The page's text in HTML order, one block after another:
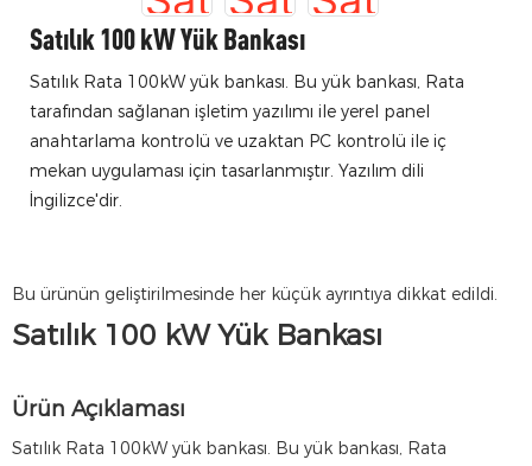
Satılık 100 kW Yük Bankası
Satılık Rata 100kW yük bankası. Bu yük bankası, Rata
tarafından sağlanan işletim yazılımı ile yerel panel
anahtarlama kontrolü ve uzaktan PC kontrolü ile iç
mekan uygulaması için tasarlanmıştır. Yazılım dili
İngilizce'dir.
Bu ürünün geliştirilmesinde her küçük ayrıntıya dikkat edildi.
Satılık 100 kW Yük Bankası
Ürün Açıklaması
Satılık Rata 100kW yük bankası. Bu yük bankası, Rata